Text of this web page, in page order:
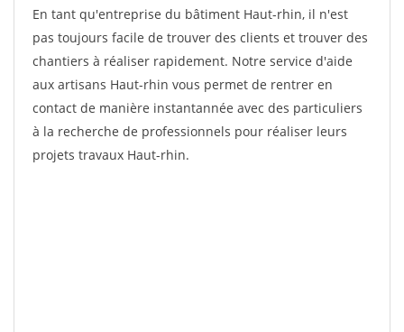
En tant qu'entreprise du bâtiment Haut-rhin, il n'est
pas toujours facile de trouver des clients et trouver des
chantiers à réaliser rapidement. Notre service d'aide
aux artisans Haut-rhin vous permet de rentrer en
contact de manière instantannée avec des particuliers
à la recherche de professionnels pour réaliser leurs
projets travaux Haut-rhin.